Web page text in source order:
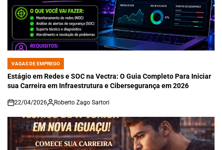
POSTED
IN
VAGAS DE EMPREGO
Estágio em Redes e SOC na Vectra: O Guia Completo Para Iniciar
sua Carreira em Infraestrutura e Cibersegurança em 2026
on
22/04/2026 Roberto Zago Sartori